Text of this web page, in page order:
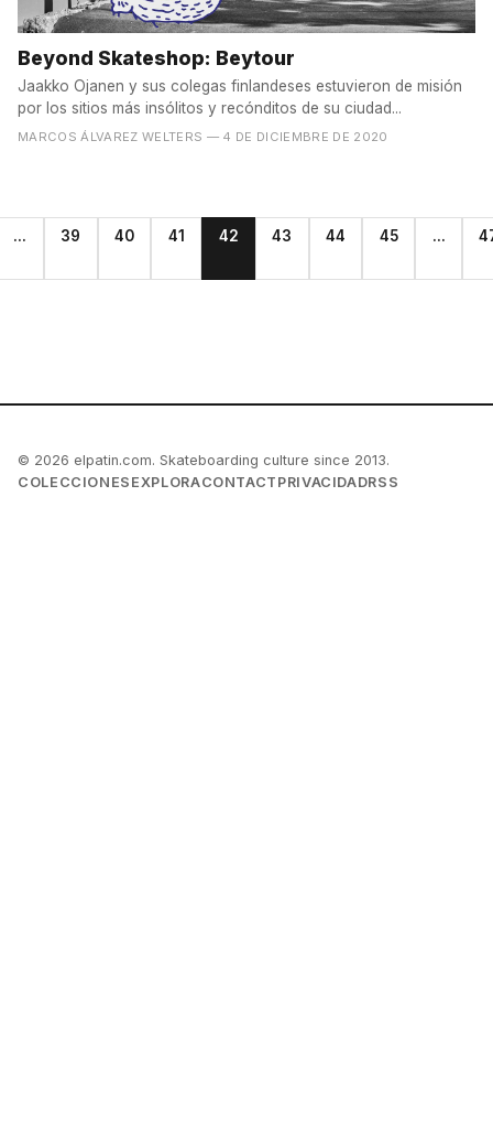
Beyond Skateshop: Beytour
Jaakko Ojanen y sus colegas finlandeses estuvieron de misión
por los sitios más insólitos y recónditos de su ciudad...
MARCOS ÁLVAREZ WELTERS — 4 DE DICIEMBRE DE 2020
... 39 40 41 42 43 44 45 ...
© 2026 elpatin.com. Skateboarding culture since 2013.
COLECCIONES EXPLORACONTACT PRIVACIDADRSS